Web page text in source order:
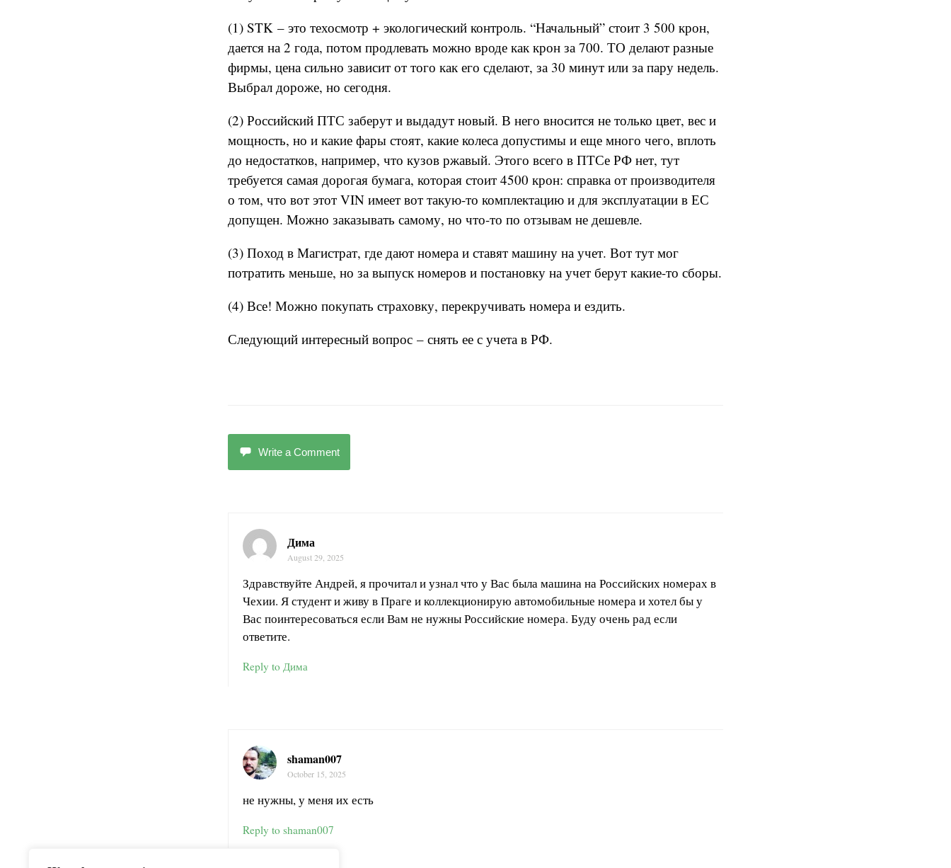
(1) STK – это техосмотр + экологический контроль. “Начальный” стоит 3 500 крон,
дается на 2 года, потом продлевать можно вроде как крон за 700. ТО делают разные
фирмы, цена сильно зависит от того как его сделают, за 30 минут или за пару недель.
Выбрал дороже, но сегодня.
(2) Российский ПТС заберут и выдадут новый. В него вносится не только цвет, вес и
мощность, но и какие фары стоят, какие колеса допустимы и еще много чего, вплоть
до недостатков, например, что кузов ржавый. Этого всего в ПТСе РФ нет, тут
требуется самая дорогая бумага, которая стоит 4500 крон: справка от производителя
о том, что вот этот VIN имеет вот такую-то комплектацию и для эксплуатации в ЕС
допущен. Можно заказывать самому, но что-то по отзывам не дешевле.
(3) Поход в Магистрат, где дают номера и ставят машину на учет. Вот тут мог
потратить меньше, но за выпуск номеров и постановку на учет берут какие-то сборы.
(4) Все! Можно покупать страховку, перекручивать номера и ездить.
Следующий интересный вопрос – снять ее с учета в РФ.
Write a Comment
Дима
August 29, 2025
Здравствуйте Андрей, я прочитал и узнал что у Вас была машина на Российских номерах в
Чехии. Я студент и живу в Праге и коллекционирую автомобильные номера и хотел бы у
Вас поинтересоваться если Вам не нужны Российские номера. Буду очень рад если
ответите.
Reply to Дима
shaman007
October 15, 2025
не нужны, у меня их есть
Reply to shaman007